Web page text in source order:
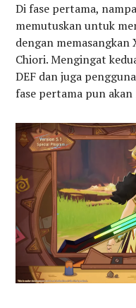
Di fase pertama,
memutuskan untuk
dengan
Chiori. Mengingat
DEF dan juga
fase pertama pun